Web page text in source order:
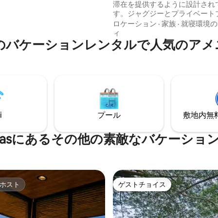
滞在を提供するように設計され
す。ジャグジーとプライベート
らは、素晴らしい夕日と朝日を
ら、素晴らしい海の景色を楽し
できます。最高級の社交スペー
しみください。常に太平洋のそ
トルトゥガ島からボートで45
ら50分
ロケーション · 家族 · 就寝環境
ィ
バケーションレンタルで人気のア
プール 敷地内無
にあるその他の素敵なバケーショ
スト
スト ゲストチョイス
ゲストチョイス